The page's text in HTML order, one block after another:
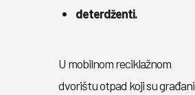
deterdženti.
U mobilnom reciklažnom
dvorištu otpad koji su građani